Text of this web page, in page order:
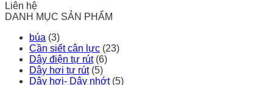
Liên hệ
DANH MỤC SẢN PHẨM
búa (3)
Cần siết cân lực (23)
Dây điện tự rút (6)
Dây hơi tự rút (5)
Dây hơi- Dây nhớt (5)